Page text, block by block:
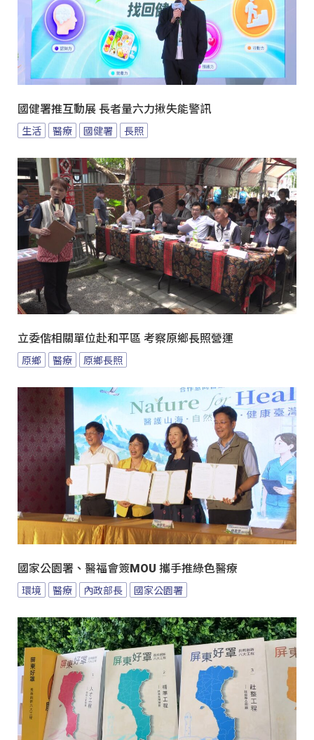
國健署推互動展 長者量六力揪失能警訊
生活 醫療 國健署 長照
立委偕相關單位赴和平區 考察原鄉長照營運
原鄉 醫療 原鄉長照
國家公園署、醫福會簽MOU 攜手推綠色醫療
環境 醫療 內政部長 國家公園署